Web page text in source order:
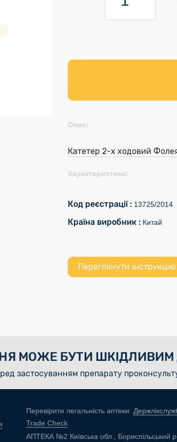
Опис:
Катетер 2-х ходовий
Характеристики:
Код реєстрації : 13725/2014
Країна виробник : Китай
Переглянути інструкцію
МОЖЕ БУТИ ШКІДЛИВИМ
застосуванням препарату
Перевірити легальність аптеки:
Trade Check
АПТЕКА №2 Київська обл., Бориспільський